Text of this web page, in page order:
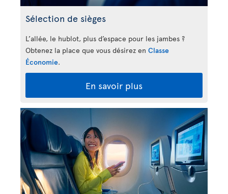
Sélection de sièges
L’allée, le hublot, plus d’espace pour les jambes ?
Obtenez la place que vous désirez en Classe
Économie.
En savoir plus